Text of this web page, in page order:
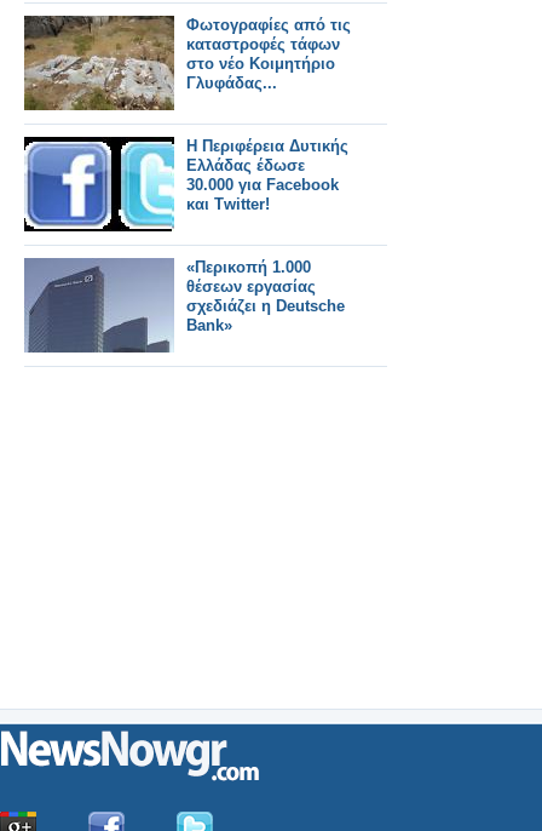
Φωτογραφίες από τις
καταστροφές τάφων
στο νέο Κοιμητήριο
Γλυφάδας...
Η Περιφέρεια Δυτικής
Ελλάδας έδωσε
30.000 για Facebook
και Τwitter!
«Περικοπή 1.000
θέσεων εργασίας
σχεδιάζει η Deutsche
Bank»